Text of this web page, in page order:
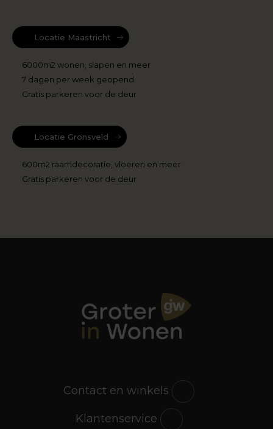
Locatie Maastricht
6000m2 wonen, slapen en meer
7 dagen per week geopend
Gratis parkeren voor de deur
Locatie Gronsveld
600m2 raamdecoratie, vloeren en meer
Gratis parkeren voor de deur
Contact en winkels
Klantenservice